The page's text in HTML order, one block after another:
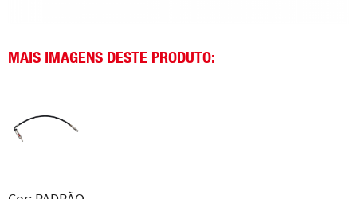
MAIS IMAGENS DESTE PRODUTO: